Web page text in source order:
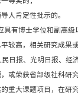
条件
治方向，树牢
江苏社科英才
高，理论功底
核心期刊及人